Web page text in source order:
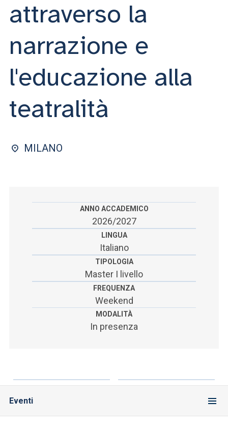
ACCEDI A CLOUDMAIL
attraverso la
narrazione e
l'educazione alla
teatralità
MILANO
ANNO ACCADEMICO
2026/2027
LINGUA
Italiano
TIPOLOGIA
Master I livello
FREQUENZA
Weekend
MODALITÀ
In presenza
Eventi